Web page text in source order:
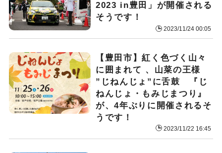
2023 in豊田」が開催される
そうです！
2023/11/24 00:05
【豊田市】紅く色づく山々
に囲まれて 、山菜の王様
”じねんじょ”に舌鼓 『じ
ねんじょ・もみじまつり』
が、4年ぶりに開催されるそ
うです！
2023/11/22 16:45